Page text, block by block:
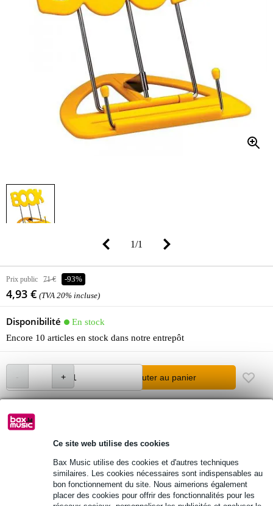
Ce site web utilise des cookies
Bax Music utilise des cookies et d'autres techniques
similaires. Les cookies nécessaires sont indispensables au
bon fonctionnement du site. Nous aimerions également
placer des cookies pour offrir des fonctionnalités pour les
1/1
Prix public 71 € -93%
4,93 € (TVA 20% incluse)
Disponibilité
En stock
Encore 10 articles en stock dans notre entrepôt
Ajouter au panier
Commande immédiate = livraison mardi
Retours gratuits
30 jours satisfait ou remboursé